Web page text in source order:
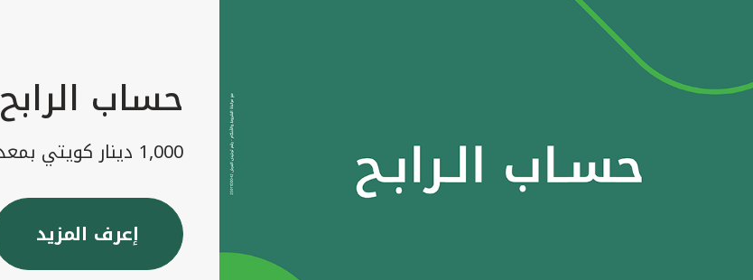
حساب الرابح
1,000 دينار كويتي بمعدل 30 رابح شهريا
إعرف المزيد